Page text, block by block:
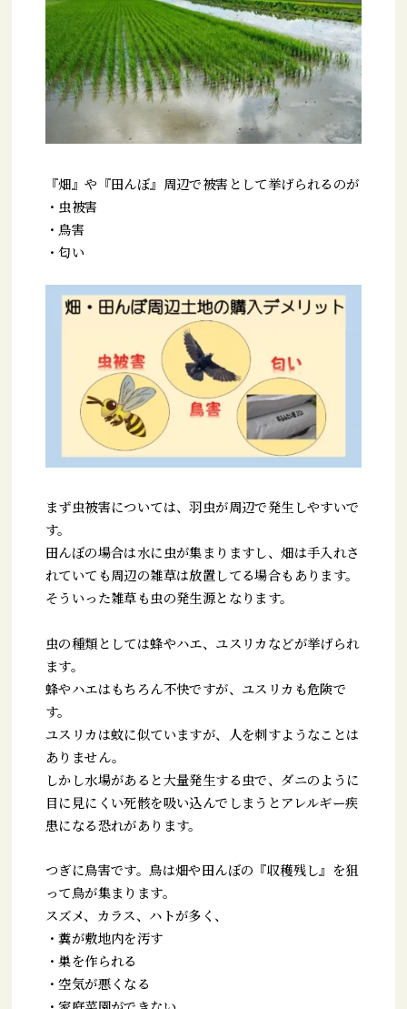
『畑』や『田んぼ』周辺で被害として挙げられるのが
・虫被害
・鳥害
・匂い
まず虫被害については、羽虫が周辺で発生しやすいで
す。
田んぼの場合は水に虫が集まりますし、畑は手入れさ
れていても周辺の雑草は放置してる場合もあります。
そういった雑草も虫の発生源となります。
虫の種類としては蜂やハエ、ユスリカなどが挙げられ
ます。
蜂やハエはもちろん不快ですが、ユスリカも危険で
す。
ユスリカは蚊に似ていますが、人を刺すようなことは
ありません。
しかし水場があると大量発生する虫で、ダニのように
目に見にくい死骸を吸い込んでしまうとアレルギー疾
患になる恐れがあります。
つぎに鳥害です。鳥は畑や田んぼの『収穫残し』を狙
って鳥が集まります。
スズメ、カラス、ハトが多く、
・糞が敷地内を汚す
・巣を作られる
・空気が悪くなる